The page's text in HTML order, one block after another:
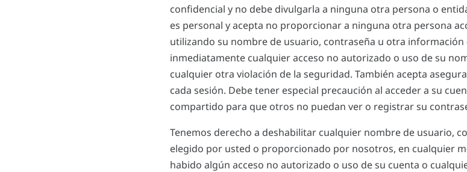
confidencial y no debe divulgarla a ninguna otra persona o
es personal y acepta no proporcionar a ninguna otra persona
utilizando su nombre de usuario, contraseña u otra
inmediatamente cualquier acceso no autorizado o uso de su
cualquier otra violación de la seguridad. También acepta
cada sesión. Debe tener especial precaución al acceder a su
compartido para que otros no puedan ver o registrar su
Tenemos derecho a deshabilitar cualquier nombre de usuario,
elegido por usted o proporcionado por nosotros, en cualquier
habido algún acceso no autorizado o uso de su cuenta o